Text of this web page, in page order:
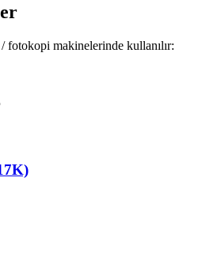
/ fotokopi makinelerinde kullanılır: